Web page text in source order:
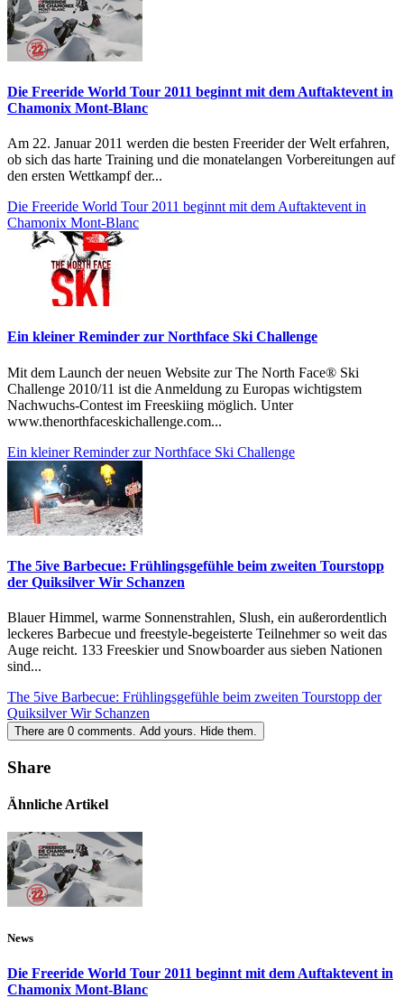
Die Freeride World Tour 2011 beginnt mit dem Auftaktevent in
Chamonix Mont-Blanc
Am 22. Januar 2011 werden die besten Freerider der Welt erfahren,
ob sich das harte Training und die monatelangen Vorbereitungen auf
den ersten Wettkampf der...
Die Freeride World Tour 2011 beginnt mit dem Auftaktevent in
Chamonix Mont-Blanc
Ein kleiner Reminder zur Northface Ski Challenge
Mit dem Launch der neuen Website zur The North Face® Ski
Challenge 2010/11 ist die Anmeldung zu Europas wichtigstem
Nachwuchs-Contest im Freeskiing möglich. Unter
www.thenorthfaceskichallenge.com...
Ein kleiner Reminder zur Northface Ski Challenge
The 5ive Barbecue: Frühlingsgefühle beim zweiten Tourstopp
der Quiksilver Wir Schanzen
Blauer Himmel, warme Sonnenstrahlen, Slush, ein außerordentlich
leckeres Barbecue und freestyle-begeisterte Teilnehmer so weit das
Auge reicht. 133 Freeskier und Snowboarder aus sieben Nationen
sind...
The 5ive Barbecue: Frühlingsgefühle beim zweiten Tourstopp der
Quiksilver Wir Schanzen
There are 0 comments. Add yours. Hide them.
Share
Ähnliche Artikel
News
Die Freeride World Tour 2011 beginnt mit dem Auftaktevent in
Chamonix Mont-Blanc